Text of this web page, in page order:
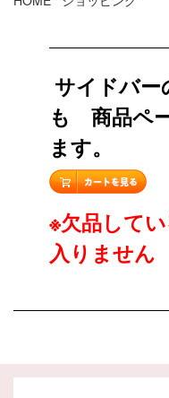
サイドバー
も 商品ペ
ます。
※欠品して
入りません